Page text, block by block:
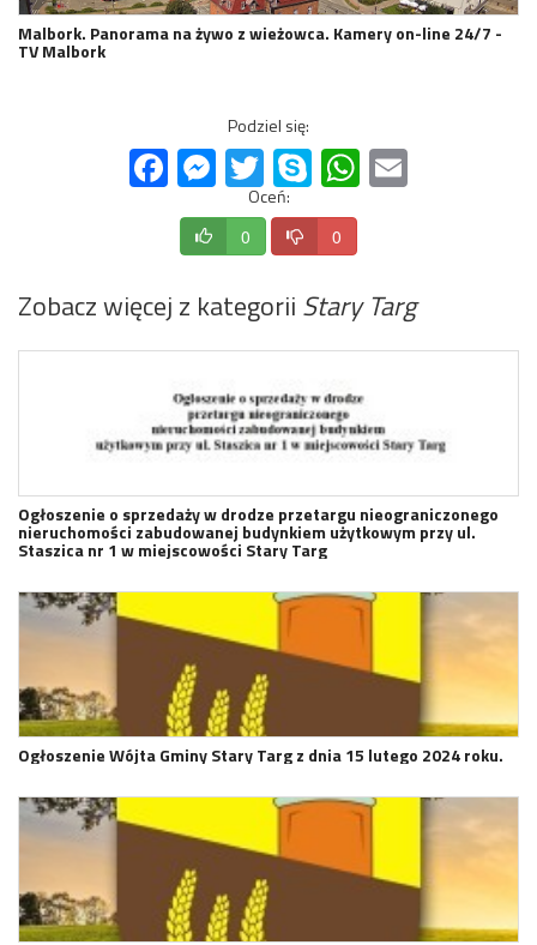
Malbork. Panorama na żywo z wieżowca. Kamery on-line 24/7 -
TV Malbork
Podziel się:
FacebookMessenger
Twitter Skype WhatsApp
Oceń:
0 0
Zobacz więcej z kategorii Stary Targ
Ogłoszenie o sprzedaży w drodze przetargu nieograniczonego
nieruchomości zabudowanej budynkiem użytkowym przy ul.
Staszica nr 1 w miejscowości Stary Targ
Ogłoszenie Wójta Gminy Stary Targ z dnia 15 lutego 2024 roku.